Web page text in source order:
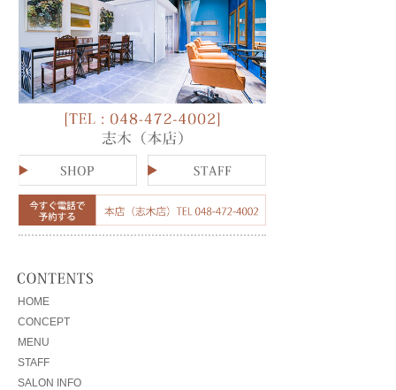
HOME
CONCEPT
MENU
STAFF
SALON INFO